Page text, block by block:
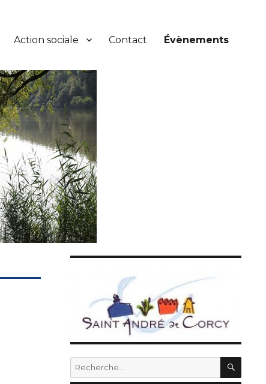
Action sociale Contact Évènements
Recherche
pour :